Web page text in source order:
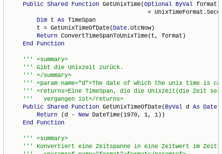
Public Shared Function GetUnixTime(Optional ByVal format
=
Dim t As TimeSpan
        t = GetUnixTimeOfDate(
Date.UtcNow)
Return ConvertTimeSpanToUnixTime(t, format)
End Function
Public Shared Function GetUnixTimeOfDate( ByVal d As Date
Return (d - New DateTime(1970, 1, 1))
End Function